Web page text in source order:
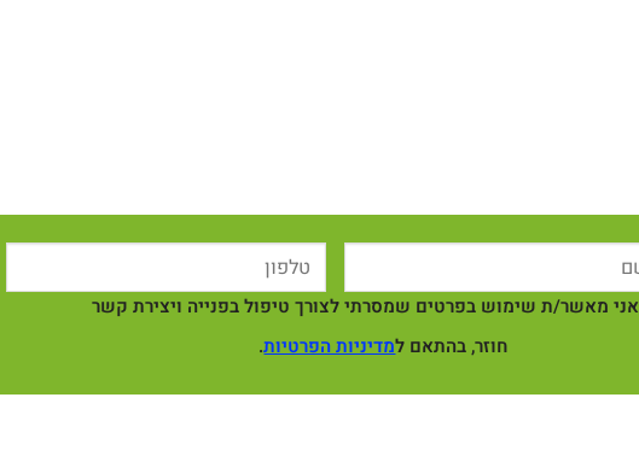
אני מאשר/ת שימוש בפרטים שמסרתי לצורך טיפול בפנייה ויצירת קשר
חוזר, בהתאם למדיניות הפרטיות.